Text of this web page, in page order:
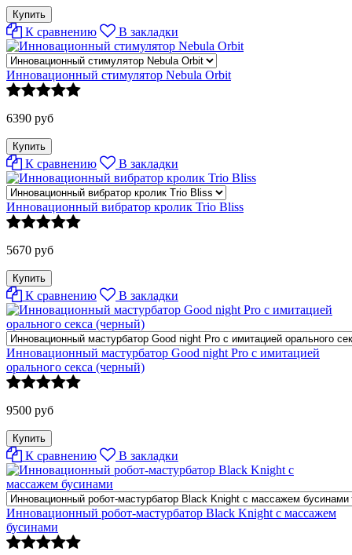
К сравнению В закладки
Инновационный стимулятор Nebula Orbit
6390 руб
К сравнению В закладки
Инновационный вибратор кролик Trio Bliss
5670 руб
К сравнению В закладки
Инновационный мастурбатор Good night Pro с имитацией
орального секса (черный)
9500 руб
К сравнению В закладки
Инновационный робот-мастурбатор Black Knight с массажем
бусинами